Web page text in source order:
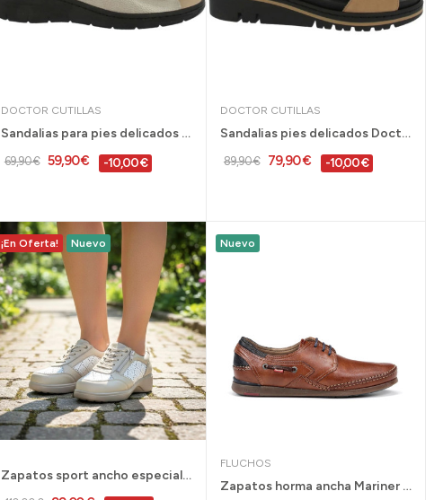
DOCTOR CUTILLAS
Sandalias para pies delicados Doctor Cutillas...
69,90 € 59,90 € -10,00 €
DOCTOR CUTILLAS
Sandalias pies delicados Doctor Cutillas...
89,90 € 79,90 € -10,00 €
¡En Oferta! Nuevo
Zapatos sport ancho especial G Comfort para...
Nuevo
FLUCHOS
Zapatos horma ancha Mariner de Fluchos para...